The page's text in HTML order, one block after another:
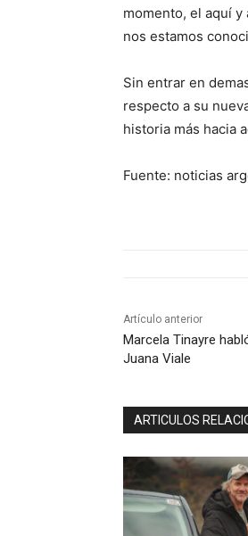
momento, el aquí
nos estamos
Sin entrar en
respecto a su
historia más hacia
Fuente: noticias
Artículo anterior
Marcela Tinayre
Juana Viale
ARTICULOS